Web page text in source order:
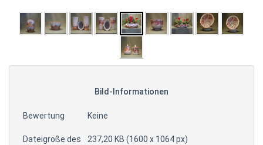
Bild-Informationen
Bewertung Keine
Dateigröße des
237,20 KB (1600 x 1064 px)